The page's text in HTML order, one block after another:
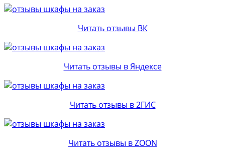
Читать отзывы ВК
Читать отзывы в Яндексе
Читать отзывы в 2ГИС
Читать отзывы в ZOON